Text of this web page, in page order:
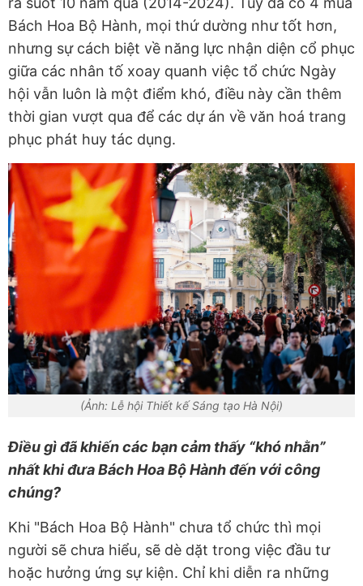
Bách Hoa Bộ Hành, mọi thứ dường như tốt hơn,
nhưng sự cách biệt về năng lực nhận diện cổ phục
giữa các nhân tố xoay quanh việc tổ chức Ngày
hội vẫn luôn là một điểm khó, điều này cần thêm
thời gian vượt qua để các dự án về văn hoá trang
phục phát huy tác dụng.
(Ảnh: Lễ hội Thiết kế Sáng tạo Hà Nội)
Điều gì đã khiến các bạn cảm thấy “khó nhằn”
nhất khi đưa Bách Hoa Bộ Hành đến với công
chúng?
Khi "Bách Hoa Bộ Hành" chưa tổ chức thì mọi
người sẽ chưa hiểu, sẽ dè dặt trong việc đầu tư
hoặc hưởng ứng sự kiện. Chỉ khi diễn ra những